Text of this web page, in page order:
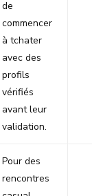
de
commencer
à tchater
avec des
profils
vérifiés
avant leur
validation.
Pour des
rencontres